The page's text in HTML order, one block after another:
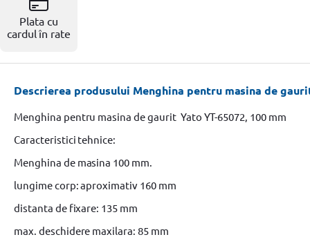
Plata cu
cardul în rate
Descrierea produsului Menghina pentru masina de
Menghina pentru masina de gaurit Yato YT-65072, 100 mm
Caracteristici tehnice:
Menghina de masina 100 mm.
lungime corp: aproximativ 160 mm
distanta de fixare: 135 mm
max. deschidere maxilara: 85 mm